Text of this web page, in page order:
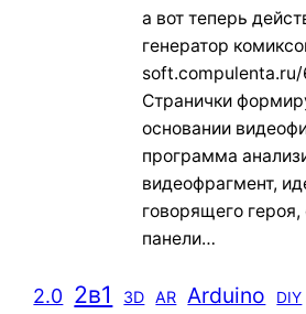
а вот теперь
генератор
Странички
основании
программа
видеофрагмент,
говорящего
панели…
2.0 2в1 3D AR Arduino DIY